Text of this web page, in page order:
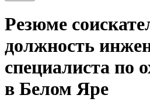
Резюме
должность
специалиста по
в Белом Яре